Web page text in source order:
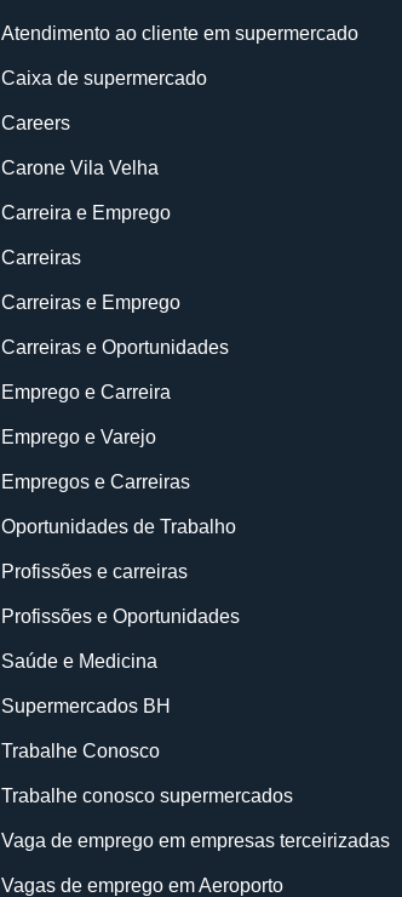
Atendimento ao cliente em supermercado
Caixa de supermercado
Careers
Carone Vila Velha
Carreira e Emprego
Carreiras
Carreiras e Emprego
Carreiras e Oportunidades
Emprego e Carreira
Emprego e Varejo
Empregos e Carreiras
Oportunidades de Trabalho
Profissões e carreiras
Profissões e Oportunidades
Saúde e Medicina
Supermercados BH
Trabalhe Conosco
Trabalhe conosco supermercados
Vaga de emprego em empresas terceirizadas
Vagas de emprego em Aeroporto